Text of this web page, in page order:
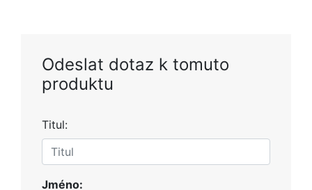
Odeslat dotaz k tomuto
produktu
Titul:
Jméno: